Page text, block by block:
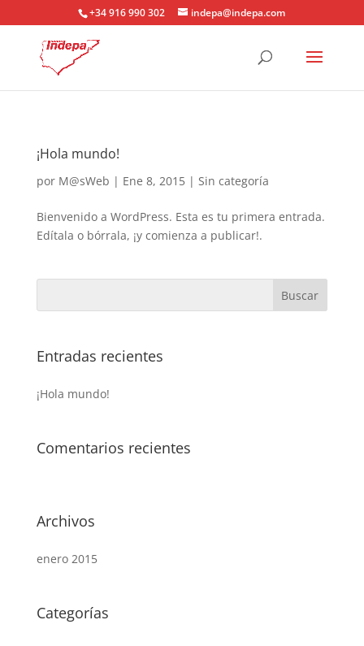
+34 916 990 302 indepa@indepa.com
¡Hola mundo!
por M@sWeb | Ene 8, 2015| Sin categoría
Bienvenido a WordPress. Esta es tu primera entrada.
Edítala o bórrala, ¡y comienza a publicar!.
Entradas recientes
¡Hola mundo!
Comentarios recientes
Archivos
enero 2015
Categorías